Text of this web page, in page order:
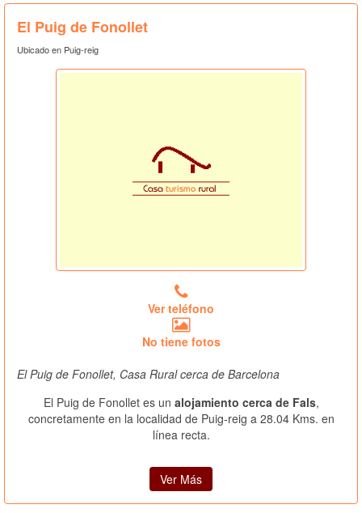
El Puig de Fonollet
Ubicado en Puig-reig
Ver teléfono
No tiene fotos
El Puig de Fonollet, Casa Rural cerca de Barcelona
El Puig de Fonollet es un alojamiento cerca de Fals,
concretamente en la localidad de Puig-reig a 28.04 Kms. en
línea recta.
Ver Más